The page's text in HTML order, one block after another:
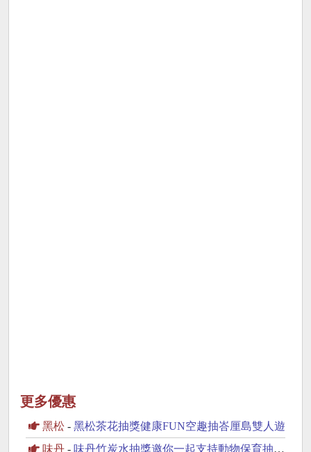
更多優惠
黑松 - 黑松茶花抽獎健康FUN空趣抽峇厘島雙人遊
味丹 - 味丹竹炭水抽獎邀你一起支持動物保育抽2萬元旅遊金